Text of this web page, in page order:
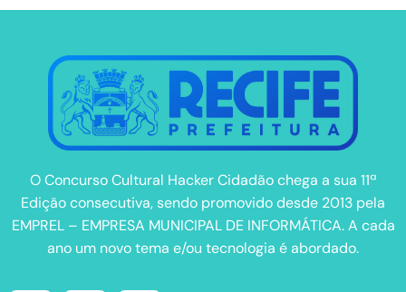
O Concurso Cultural Hacker Cidadão chega a sua 11ª
Edição consecutiva, sendo promovido desde 2013 pela
EMPREL – EMPRESA MUNICIPAL DE INFORMÁTICA. A cada
ano um novo tema e/ou tecnologia é abordado.